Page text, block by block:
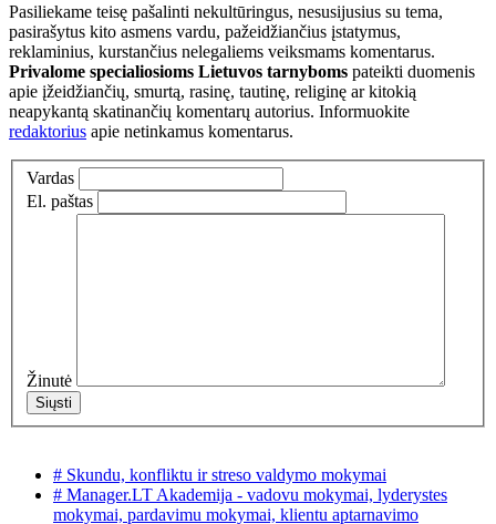
Pasiliekame teisę pašalinti nekultūringus, nesusijusius su tema,
pasirašytus kito asmens vardu, pažeidžiančius įstatymus,
reklaminius, kurstančius nelegaliems veiksmams komentarus.
Privalome specialiosioms Lietuvos tarnyboms pateikti duomenis
apie įžeidžiančių, smurtą, rasinę, tautinę, religinę ar kitokią
neapykantą skatinančių komentarų autorius. Informuokite
redaktorius apie netinkamus komentarus.
Vardas
El. paštas
Žinutė
# Skundu, konfliktu ir streso valdymo mokymai
# Manager.LT Akademija - vadovu mokymai, lyderystes
mokymai, pardavimu mokymai, klientu aptarnavimo